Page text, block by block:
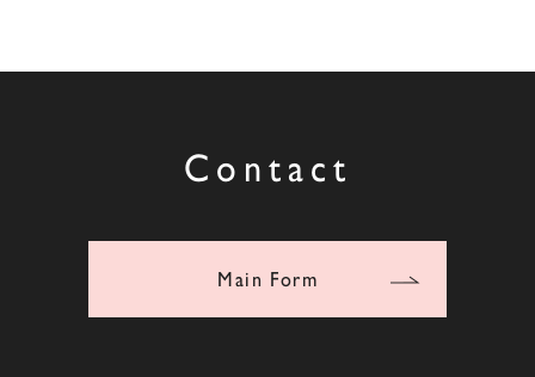
Contact
Main Form